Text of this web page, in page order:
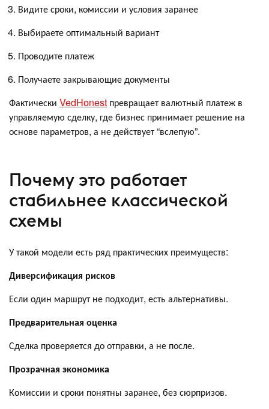
Видите сроки, комиссии и условия заранее
Выбираете оптимальный вариант
Проводите платеж
Получаете закрывающие документы
Фактически VedHonest превращает валютный платеж в
управляемую сделку, где бизнес принимает решение на
основе параметров, а не действует “вслепую”.
Почему это работает
стабильнее классической
схемы
У такой модели есть ряд практических преимуществ:
Диверсификация рисков
Если один маршрут не подходит, есть альтернативы.
Предварительная оценка
Сделка проверяется до отправки, а не после.
Прозрачная экономика
Комиссии и сроки понятны заранее, без сюрпризов.